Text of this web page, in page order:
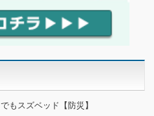
もスズベッド【防災】